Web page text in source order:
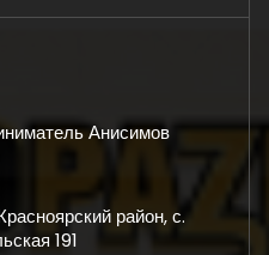
Анисимов
район, с.
191